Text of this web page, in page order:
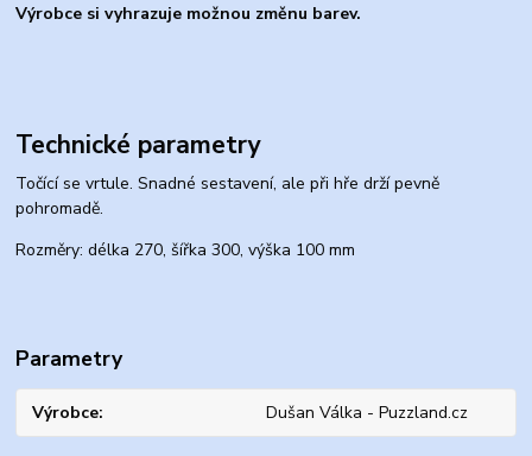
Výrobce si vyhrazuje možnou změnu barev.
Technické parametry
Točící se vrtule. Snadné sestavení, ale při hře drží pevně
pohromadě.
Rozměry: délka 270, šířka 300, výška 100 mm
Parametry
Výrobce Dušan Válka - Puzzland.cz